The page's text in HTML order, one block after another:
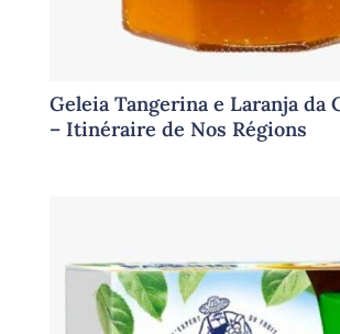
Geleia Tangerina e Laranja da
– Itinéraire de Nos Régions